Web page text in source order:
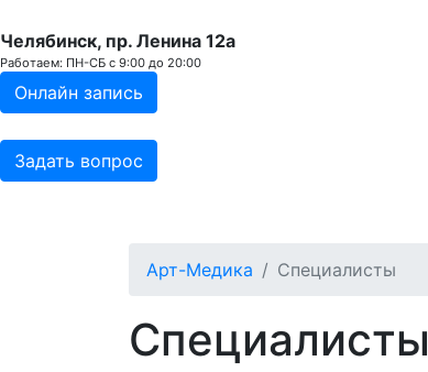
Челябинск, пр. Ленина 12a
Работаем: ПН-СБ с 9:00 до 20:00
Онлайн запись
Задать вопрос
Арт-Медика Специалисты
Специалисты